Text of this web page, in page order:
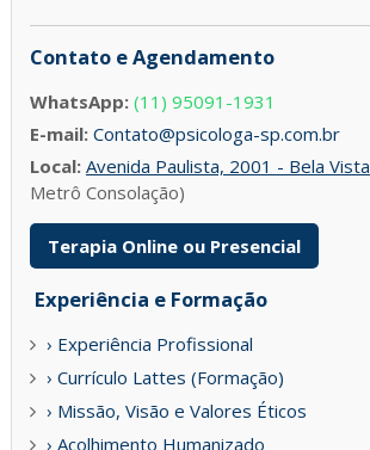
Contato e Agendamento
WhatsApp: (11) 95091-1931
E-mail: Contato@psicologa-sp.com.br
Local: Avenida Paulista, 2001 - Bela Vista
Metrô Consolação)
Terapia Online ou Presencial
Experiência e Formação
› Experiência Profissional
› Currículo Lattes (Formação)
› Missão, Visão e Valores Éticos
› Acolhimento Humanizado